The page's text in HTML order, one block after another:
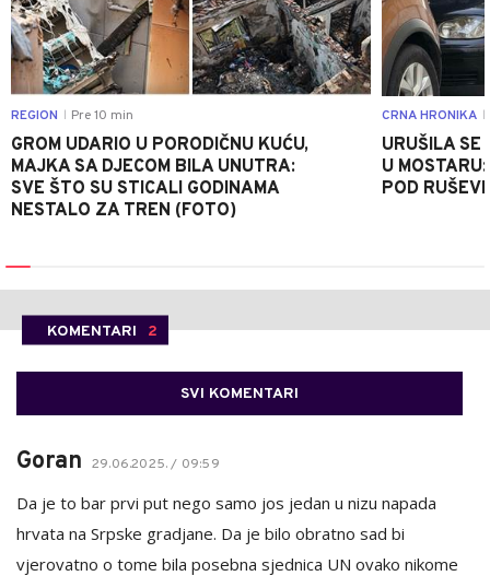
REGION Pre 10 min
GROM UDARIO U PORODIČNU KUĆU,
MAJKA SA DJECOM BILA UNUTRA:
SVE ŠTO SU STICALI GODINAMA
NESTALO ZA TREN (FOTO)
CRNA HRONIKA
URUŠILA
U
POD
KOMENTARI 2
SVI KOMENTARI
Goran 29.06.2025. / 09:59
Da je to bar prvi put nego samo jos jedan u nizu napada
hrvata na Srpske gradjane. Da je bilo obratno sad bi
vjerovatno o tome bila posebna sjednica UN ovako nikome